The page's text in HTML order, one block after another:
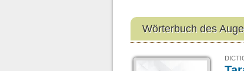
Wörterbuch des